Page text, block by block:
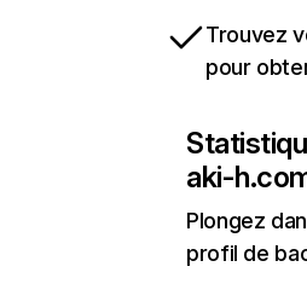
Trouvez
pour
aki-
Plongez
profil de